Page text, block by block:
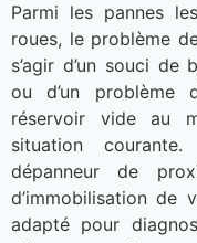
Parmi les pannes
roues, le problème
s’agir d’un souci de
ou d’un problème
réservoir vide au
situation courante.
dépanneur de
d’immobilisation de
adapté pour